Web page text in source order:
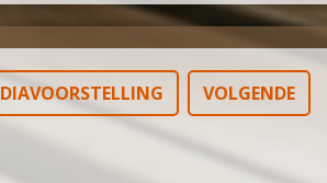
DIAVOORSTELLING VOLGENDE